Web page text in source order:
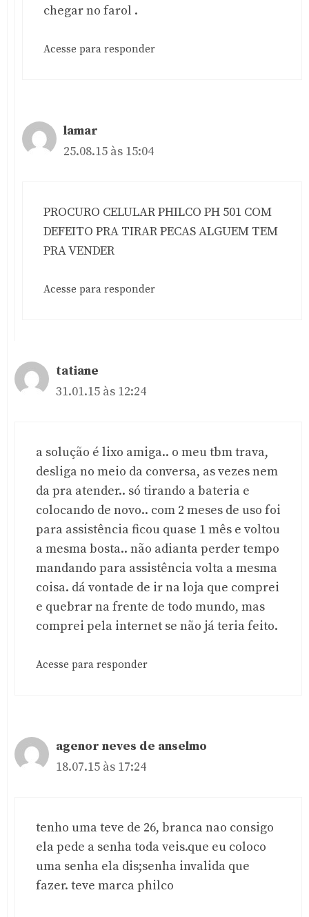
chegar no farol .
Acesse para responder
lamar
25.08.15 às 15:04
PROCURO CELULAR PHILCO PH 501 COM
DEFEITO PRA TIRAR PECAS ALGUEM TEM
PRA VENDER
Acesse para responder
tatiane
31.01.15 às 12:24
a solução é lixo amiga.. o meu tbm trava,
desliga no meio da conversa, as vezes nem
da pra atender.. só tirando a bateria e
colocando de novo.. com 2 meses de uso foi
para assistência ficou quase 1 mês e voltou
a mesma bosta.. não adianta perder tempo
mandando para assistência volta a mesma
coisa. dá vontade de ir na loja que comprei
e quebrar na frente de todo mundo, mas
comprei pela internet se não já teria feito.
Acesse para responder
agenor neves de anselmo
18.07.15 às 17:24
tenho uma teve de 26, branca nao consigo
ela pede a senha toda veis.que eu coloco
uma senha ela dis;senha invalida que
fazer. teve marca philco